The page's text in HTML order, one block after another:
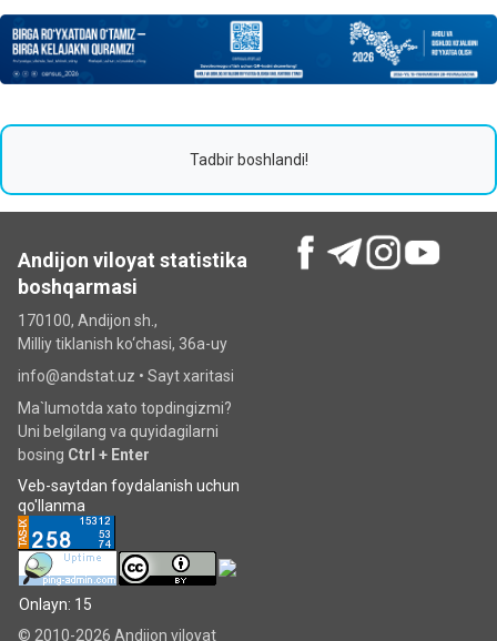
Tadbir boshlandi!
Andijon viloyat statistika
boshqarmasi
170100, Andijon sh.,
Milliy tiklanish ko‘chаsi, 36a-uy
info@andstat.uz • Sayt xaritasi
Ma`lumotda xato topdingizmi?
Uni belgilang va quyidagilarni
bosing Ctrl + Enter
Veb-saytdan foydalanish uchun
qo'llanma
Onlayn: 15
© 2010-2026 Andijon viloyat